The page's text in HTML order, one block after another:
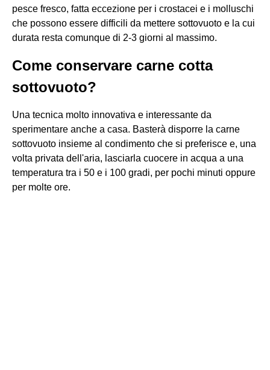
pesce fresco, fatta eccezione per i crostacei e i molluschi
che possono essere difficili da mettere sottovuoto e la cui
durata resta comunque di 2-3 giorni al massimo.
Come conservare carne cotta
sottovuoto?
Una tecnica molto innovativa e interessante da
sperimentare anche a casa. Basterà disporre la carne
sottovuoto insieme al condimento che si preferisce e, una
volta privata dell'aria, lasciarla cuocere in acqua a una
temperatura tra i 50 e i 100 gradi, per pochi minuti oppure
per molte ore.